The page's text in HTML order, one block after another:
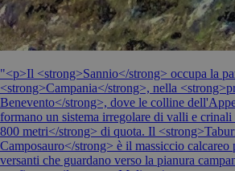
"<p>Il <strong>Sannio</strong> occupa la
<strong>Campania</strong>, nella
Benevento</strong>, dove le colline
formano un sistema irregolare di valli e
800 metri</strong> di quota. Il
Camposauro</strong> è il massiccio
versanti che guardano verso la pianura